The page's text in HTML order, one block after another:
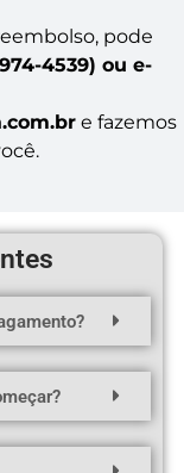
pode
4539) ou e-
e fazemos